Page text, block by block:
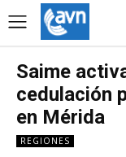
Saime
cedulación
en Mérida
REGIONES